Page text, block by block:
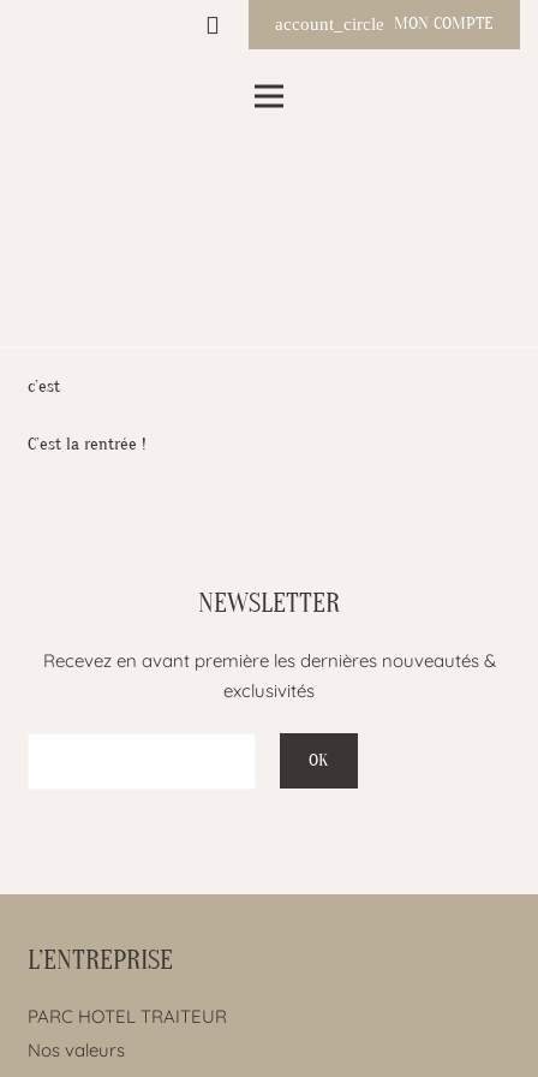
account_circle MON COMPTE
c’est
C’est la rentrée !
NEWSLETTER
Recevez en avant première les dernières nouveautés &
exclusivités
L’ENTREPRISE
PARC HOTEL TRAITEUR
Nos valeurs